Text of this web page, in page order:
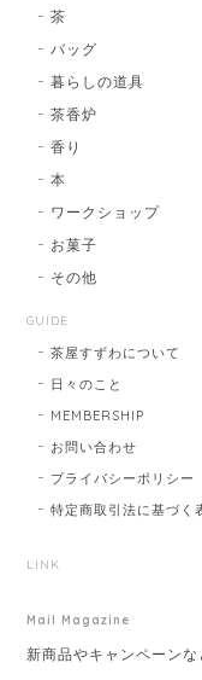
茶
バッグ
暮らしの道具
茶香炉
香り
本
ワークショップ
お菓子
その他
GUIDE
茶屋すずわについて
日々のこと
MEMBERSHIP
お問い合わせ
プライバシーポリシー
特定商取引法に基づく
LINK
Mail Magazine
新商品やキャンペーンな